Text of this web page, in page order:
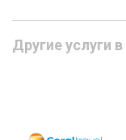
Другие услуги